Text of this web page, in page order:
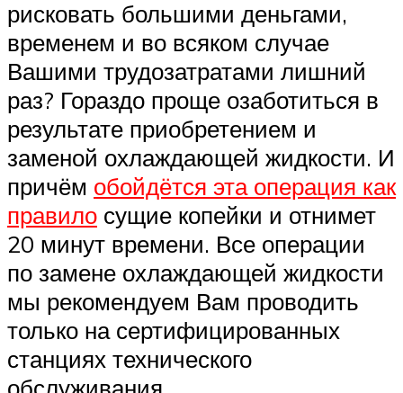
рисковать большими деньгами,
временем и во всяком случае
Вашими трудозатратами лишний
раз? Гораздо проще озаботиться в
результате приобретением и
заменой охлаждающей жидкости. И
причём обойдётся эта операция как
правило сущие копейки и отнимет
20 минут времени. Все операции
по замене охлаждающей жидкости
мы рекомендуем Вам проводить
только на сертифицированных
станциях технического